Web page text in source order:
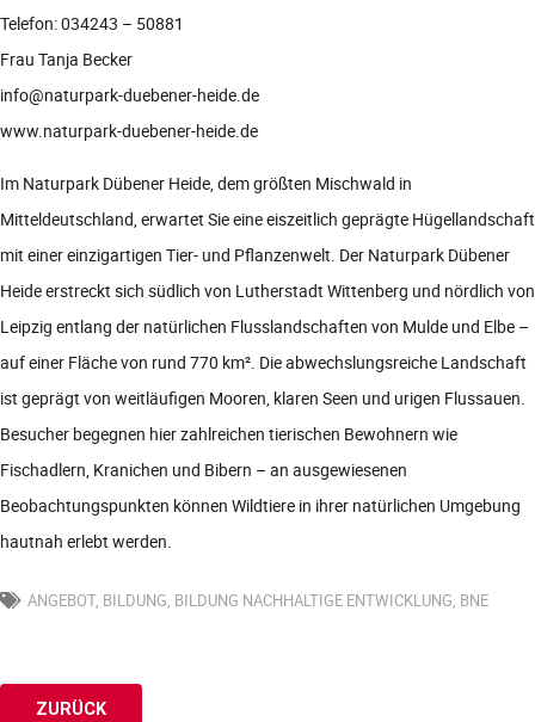
Telefon: 034243 – 50881
Frau Tanja Becker
info@naturpark-duebener-heide.de
www.naturpark-duebener-heide.de
Im Naturpark Dübener Heide, dem größten Mischwald in
Mitteldeutschland, erwartet Sie eine eiszeitlich geprägte Hügellandschaft
mit einer einzigartigen Tier- und Pflanzenwelt. Der Naturpark Dübener
Heide erstreckt sich südlich von Lutherstadt Wittenberg und nördlich von
Leipzig entlang der natürlichen Flusslandschaften von Mulde und Elbe –
auf einer Fläche von rund 770 km². Die abwechslungsreiche Landschaft
ist geprägt von weitläufigen Mooren, klaren Seen und urigen Flussauen.
Besucher begegnen hier zahlreichen tierischen Bewohnern wie
Fischadlern, Kranichen und Bibern – an ausgewiesenen
Beobachtungspunkten können Wildtiere in ihrer natürlichen Umgebung
hautnah erlebt werden.
ANGEBOT, BILDUNG, BILDUNG NACHHALTIGE ENTWICKLUNG, BNE
ZURÜCK